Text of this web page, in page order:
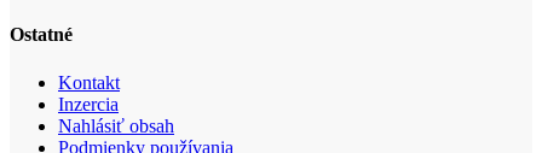
Ostatné
Kontakt
Inzercia
Nahlásiť obsah
Podmienky používania